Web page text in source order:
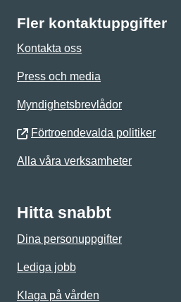
Fler kontaktuppgifter
Kontakta oss
Press och media
Myndighetsbrevlådor
Förtroendevalda politiker
Alla våra verksamheter
Hitta snabbt
Dina personuppgifter
Lediga jobb
Klaga på vården